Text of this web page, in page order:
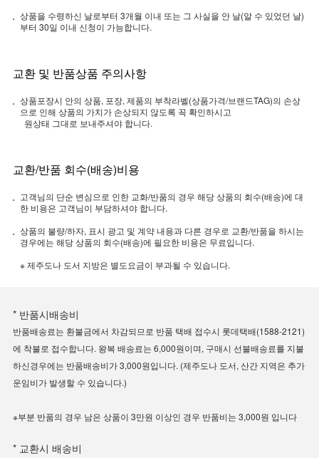
상품을 수령하신 날로부터 3개월 이내 또는 그 사실을 안 날(알 수 있었던 날)
부터 30일 이내 신청이 가능합니다.
교환 및 반품상품 주의사항
상품포장시 안의 상품, 포장, 제품의 부착라벨(상품가격/브랜드TAG)의 손상
으로 인해 상품의 가치가 손상되지 않도록 꼭 확인하시고
원상태 그대로 보내주셔야 합니다.
교환/반품 회수(배송)비용
고객님의 단순 변심으로 인한 교화/반품의 경우 해당 상품의 회수(배송)에 대
한 비용은 고객님이 부담하셔야 합니다.
상품의 불량/하자, 표시 광고 및 계약 내용과 다른 경우로 교환/반품을 하시는
경우에는 해당 상품의 회수(배송)에 필요한 비용은 무료입니다.
※ 제주도나 도서 지방은 별도요금이 부과될 수 있습니다.
* 반품시배송비
반품배송료는 환불금에서 차감되므로 반품 택배 접수시 롯데택배(1588-2121)
에 착불로 접수합니다. 왕복 배송료는 6,000원이며, 구매시 선불배송료를 지불
하신경우에는 반품배송비가 3,000원입니다. (제주도나 도서, 산간 지역은 추가
운임비가 발생할 수 있습니다.)
※부분 반품의 경우 남은 상품이 3만원 이상인 경우 반품비는 3,000원 입니다
* 교환시 배송비